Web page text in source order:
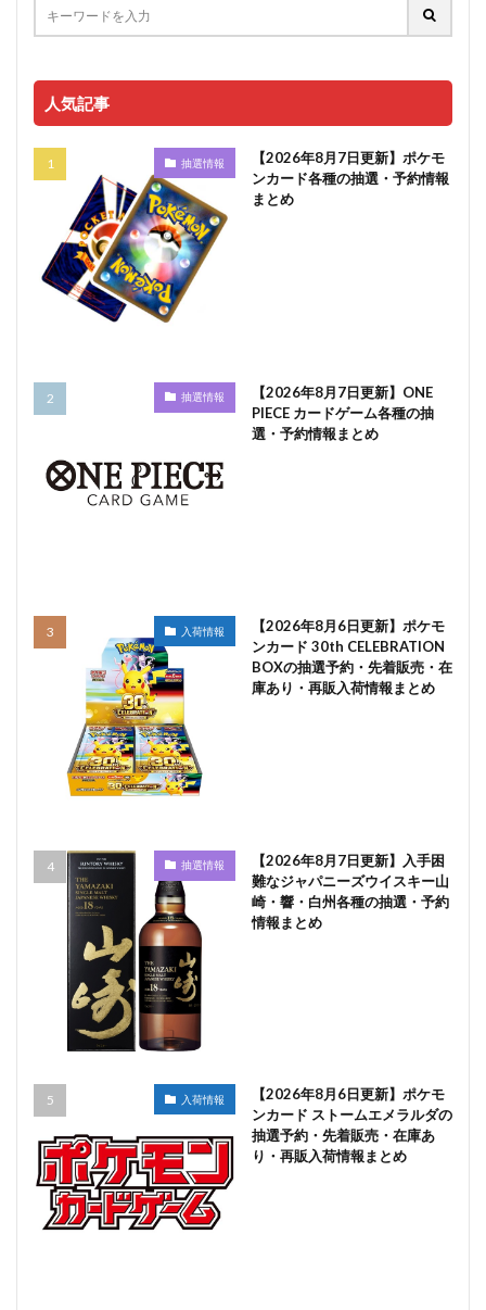
人気記事
抽選情報
【2026年8月7日更新】ポケモ
ンカード各種の抽選・予約情報
まとめ
抽選情報
【2026年8月7日更新】ONE
PIECE カードゲーム各種の抽
選・予約情報まとめ
入荷情報
【2026年8月6日更新】ポケモ
ンカード 30th CELEBRATION
BOXの抽選予約・先着販売・在
庫あり・再販入荷情報まとめ
抽選情報
【2026年8月7日更新】入手困
難なジャパニーズウイスキー山
崎・響・白州各種の抽選・予約
情報まとめ
入荷情報
【2026年8月6日更新】ポケモ
ンカード ストームエメラルダの
抽選予約・先着販売・在庫あ
り・再販入荷情報まとめ